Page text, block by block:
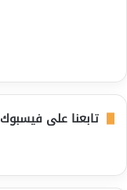
تابعنا على فيسبوك